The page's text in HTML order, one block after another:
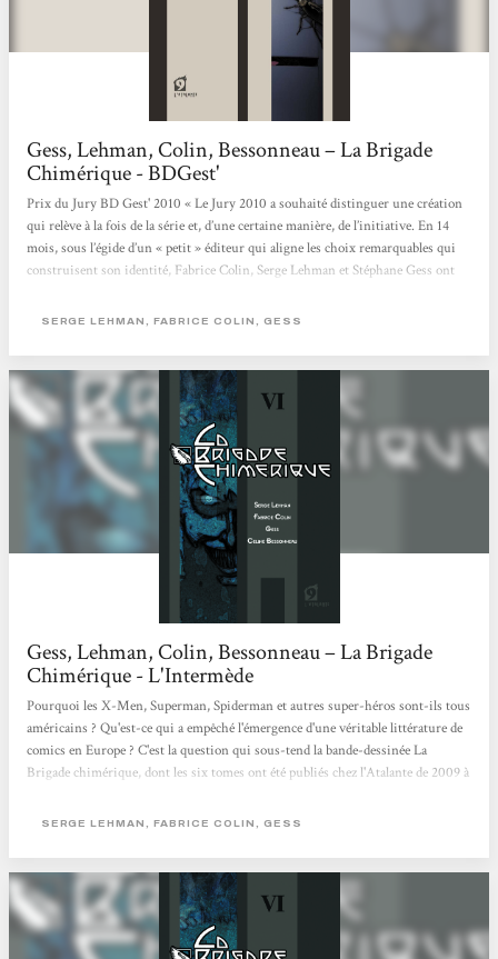
Gess, Lehman, Colin, Bessonneau – La Brigade
Chimérique - BDGest'
Prix du Jury BD Gest' 2010 « Le Jury 2010 a souhaité distinguer une création
qui relève à la fois de la série et, d’une certaine manière, de l’initiative. En 14
mois, sous l’égide d’un « petit » éditeur qui aligne les choix remarquables qui
construisent son identité, Fabrice Colin, Serge Lehman et Stéphane Gess ont
sur le continent européen au cours d’une période trouble. La conclusion de
SERGE LEHMAN, FABRICE COLIN, GESS
Gess, Lehman, Colin, Bessonneau – La Brigade
Chimérique - L'Intermède
Pourquoi les X-Men, Superman, Spiderman et autres super-héros sont-ils tous
américains ? Qu'est-ce qui a empêché l'émergence d'une véritable littérature de
comics en Europe ? C'est la question qui sous-tend la bande-dessinée La
Brigade chimérique, dont les six tomes ont été publiés chez l'Atalante de 2009 à
éditions Sans-Détour L'Encyclopédie et le Jeu de rôle permettant la mise en
Ressusciter...
SERGE LEHMAN, FABRICE COLIN, GESS